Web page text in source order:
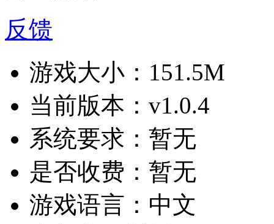
反馈
游戏大小： 151.5M
当前版本： v1.0.4
系统要求： 暂无
是否收费： 暂无
游戏语言： 中文